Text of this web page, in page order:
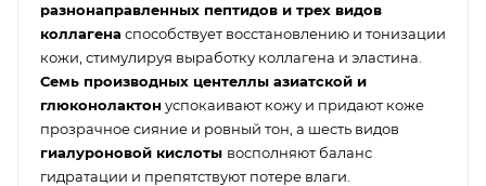
разнонаправленных пептидов и трех видов
коллагена способствует восстановлению и тонизации
кожи, стимулируя выработку коллагена и эластина.
Семь производных центеллы азиатской и
глюконолактон успокаивают кожу и придают коже
прозрачное сияние и ровный тон, а шесть видов
гиалуроновой кислоты восполняют баланс
гидратации и препятствуют потере влаги.